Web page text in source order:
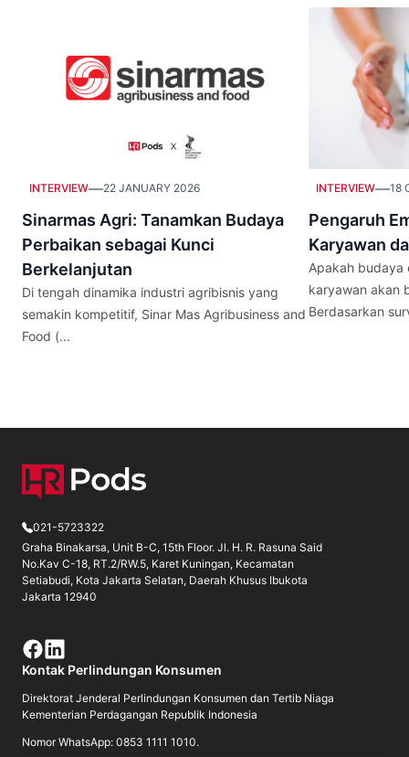
INTERVIEW—22 JANUARY 2026
Sinarmas Agri: Tanamkan Budaya
Perbaikan sebagai Kunci
Berkelanjutan
Di tengah dinamika industri agribisnis yang
semakin kompetitif, Sinar Mas Agribusiness and
Food (...
INTERVIEW—18
Pengaruh
Karyawan
Apakah budaya
karyawan akan
Berdasarkan
021-5723322
Graha Binakarsa, Unit B-C, 15th Floor. Jl. H. R. Rasuna Said
No.Kav C-18, RT.2/RW.5, Karet Kuningan, Kecamatan
Setiabudi, Kota Jakarta Selatan, Daerah Khusus Ibukota
Jakarta 12940
Kontak Perlindungan Konsumen
Direktorat Jenderal Perlindungan Konsumen dan Tertib Niaga
Kementerian Perdagangan Republik Indonesia
Nomor WhatsApp: 0853 1111 1010.